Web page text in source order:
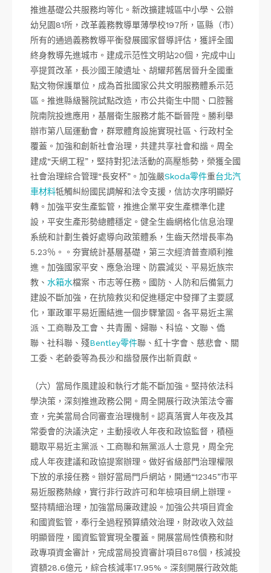
推進基礎公共服務均等化。新改擴建城區中小學、公辦
幼兒園81所，改革義務教導單薄學校197所，區縣（市）
所有的通過義務教導平衡發展國家督導評估，獲評全國
終身教導先進城市。建成示范性文明站20個，完成中山
亭提質改革，長沙國王陵遺址、胡耀邦舊居晉升全國重
點文物保護單位，成為首批國家公共文明服務體系示范
區。推進縣級醫院試點改造，市公共衛生中間、口腔醫
院南院投進應用，基層衛生服務才能不斷晉陞。勝利舉
辦市第八屆運動會，群眾體育設施實現社區、行政村全
覆蓋。加強和創新社會治理，共建共享社會和諧。周全
建成“天網工程”，堅持對犯法活動的高壓態勢，榮獲全國
社會治理綜合管理“長安杯”。加強嚴Skoda零件重台北汽
車材料牴觸糾紛國民調解和法令支援，信訪次序明顯好
轉。加強平安生產監管，推進企業平安生產標準化建
設，平安生產形勢總體穩定。健全生齒網格化信息治理
系統和計劃生養好處導向政策體系，生齒天然增長率為
5.23％。。夯實統計基層基礎，第三次經濟普查順利推
進。加強國家平安、應急治理、防震減災、平易近族宗
教、 水箱水檔案、市志等任務。國防、人防和后備氣力
建設不斷加強，在抗險救災和促進穩定中發揮了主要感
化，軍政軍平易近團結進一個步驟鞏固。各平易近主黨
派、工商聯及工會、共青團、婦聯、科協、文聯、僑
聯、社科聯、殘Bentley零件聯、紅十字會、慈悲會、關
工委、老齡委等為長沙和諧發展作出新貢獻。
（六）當局作風建設和執行才能不斷加強。堅持依法科
學決策，深刻推進政務公開。周全開展行政決策法令審
查，完美當局合同審查治理機制。認真落實人年夜及其
常委會的決議決定，主動接收人年夜和政協監督，積極
聽取平易近主黨派、工商聯和無黨派人士意見，周全完
成人年夜建議和政協提案辦理。做好省級部門治理權限
下放的承接任務。辦好當局門戶網站，開通“12345”市平
易近服務熱線，實行非行政許可和年檢項目網上辦理。
堅持精細治理，加強當局廉政建設。加強公共項目資金
和國資監管，奉行全過程預算績效治理，財政收入效益
明顯晉陞，國資監管實現全覆蓋。開展當局性債務和財
政專項資金審計，完成當局投資審計項目878個，核減投
資額28.6億元，綜合核減率17.95%。深刻開展行政效能